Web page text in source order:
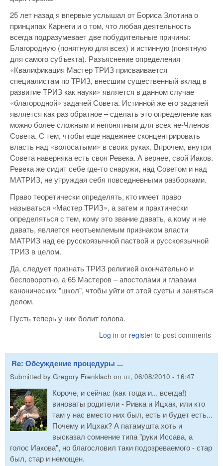
25 лет назад я впервые услышал от Бориса Злотина о
принципах Карнеги и о том, что любая деятельность
всегда подразумевает две побудительные причины:
Благородную (понятную для всех) и истинную (понятную
для самого субъекта). Разъяснение определения
«Квалификация Мастер ТРИЗ присваивается
специалистам по ТРИЗ, внесшим существенный вклад в
развитие ТРИЗ как науки» является в данном случае
«благородной» задачей Совета. Истинной же его задачей
является как раз обратное – сделать это определение как
можно более сложным и непонятным для всех не-Членов
Совета. С тем, чтобы еще надежнее сконцентрировать
власть над «волосатыми» в своих руках. Впрочем, внутри
Совета наверняка есть своя Ревека. А вернее, свой Иаков.
Ревека же сидит себе где-то снаружи, над Советом и над
МАТРИЗ, не утруждая себя повседневными разборками.
Право теоретически определять, кто имеет право
называться «Мастер ТРИЗ», а затем и практически
определяться с тем, кому это звание давать, а кому и не
давать, является неотъемлемым признаком власти
МАТРИЗ над ее русскоязычной паствой и русскоязычной
ТРИЗ в целом.
Да, следует признать ТРИЗ религией окончательно и
бесповоротно, а 65 Мастеров – апостолами и главами
канонических "школ", чтобы уйти от этой суеты и заняться
делом.
Пусть теперь у них болит голова.
Log in or register to post comments
Re: Обсуждение процедуры ...
Submitted by Gregory Frenklach on пт, 06/08/2010 - 16:47
Короче, и сейчас (как тогда и... всегда!)
виноваты родители - Ривка и Ицхак, или кто
там у нас вместо них был, есть и будет есть...
Почему и Ицхак? А патамушта хоть и
высказал сомнение типа "руки Иссава, а
голос Иакова", но благословил таки подозреваемого - стар
был, стар и немощен.